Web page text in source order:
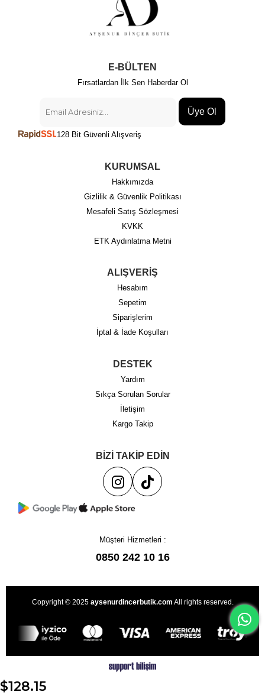
$128.15
E-BÜLTEN
Fırsatlardan İlk Sen Haberdar Ol
Üye Ol
128 Bit Güvenli Alışveriş
KURUMSAL
Hakkımızda
Gizlilik & Güvenlik Politikası
Mesafeli Satış Sözleşmesi
KVKK
ETK Aydınlatma Metni
ALIŞVERİŞ
Hesabım
Sepetim
Siparişlerim
İptal & İade Koşulları
DESTEK
Yardım
Sıkça Sorulan Sorular
İletişim
Kargo Takip
BİZİ TAKİP EDİN
Müşteri Hizmetleri :
0850 242 10 16
Copyright © 2025 aysenurdincerbutik.com All rights reserved.